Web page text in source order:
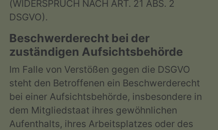
(WIDERSPRUCH NACH ART. 21 ABS. 2
DSGVO).
Beschwerde­recht bei der
zuständigen Aufsichts­behörde
Im Falle von Verstößen gegen die DSGVO
steht den Betroffenen ein Beschwerderecht
bei einer Aufsichtsbehörde, insbesondere in
dem Mitgliedstaat ihres gewöhnlichen
Aufenthalts, ihres Arbeitsplatzes oder des